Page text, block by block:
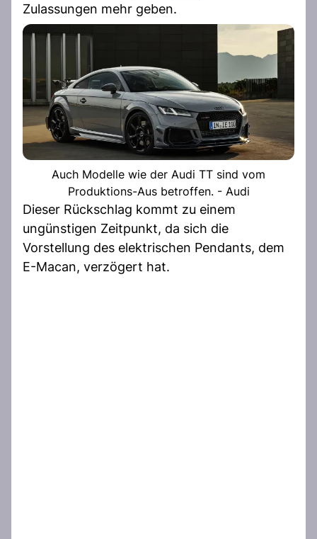
Zulassungen mehr geben.
Auch Modelle wie der Audi TT sind vom
Produktions-Aus betroffen. - Audi
Dieser Rückschlag kommt zu einem
ungünstigen Zeitpunkt, da sich die
Vorstellung des elektrischen Pendants, dem
E-Macan, verzögert hat.